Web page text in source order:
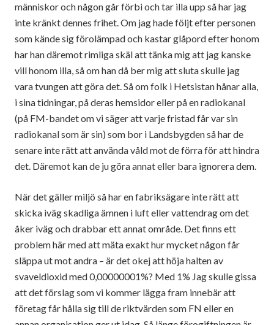
människor och någon går förbi och tar illa upp så har jag
inte kränkt dennes frihet. Om jag hade följt efter personen
som kände sig förolämpad och kastar glåpord efter honom
har han däremot rimliga skäl att tänka mig att jag kanske
vill honom illa, så om han då ber mig att sluta skulle jag
vara tvungen att göra det. Så om folk i Hetsistan hånar alla,
i sina tidningar, på deras hemsidor eller på en radiokanal
(på FM-bandet om vi säger att varje fristad får var sin
radiokanal som är sin) som bor i Landsbygden så har de
senare inte rätt att använda våld mot de förra för att hindra
det. Däremot kan de ju göra annat eller bara ignorera dem.
När det gäller miljö så har en fabriksägare inte rätt att
skicka iväg skadliga ämnen i luft eller vattendrag om det
åker iväg och drabbar ett annat område. Det finns ett
problem här med att mäta exakt hur mycket någon får
släppa ut mot andra – är det okej att höja halten av
svaveldioxid med 0,00000001%? Med 1% Jag skulle gissa
att det förslag som vi kommer lägga fram innebär att
företag får hålla sig till de riktvärden som FN eller en